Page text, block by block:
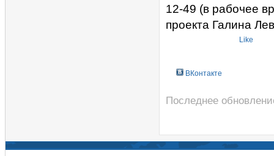
12-49 (в рабочее
проекта Галина
Like
ВКонтакте
Последнее